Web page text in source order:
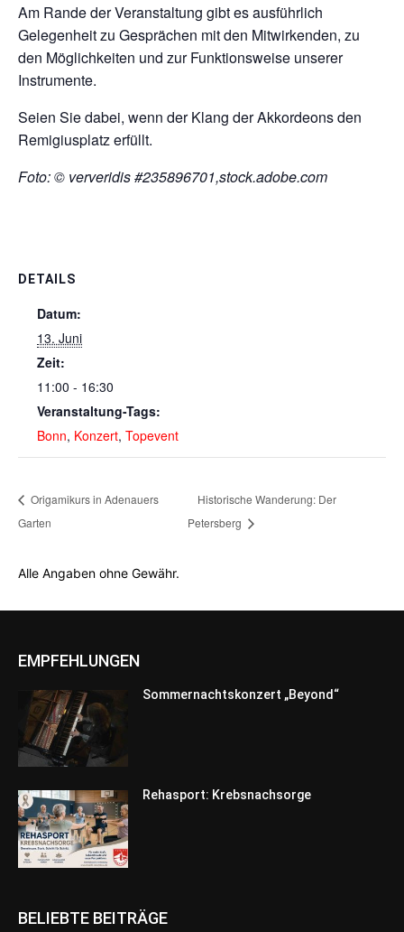
Am Rande der Veranstaltung gibt es ausführlich
Gelegenheit zu Gesprächen mit den Mitwirkenden, zu
den Möglichkeiten und zur Funktionsweise unserer
Instrumente.
Seien Sie dabei, wenn der Klang der Akkordeons den
Remigiusplatz erfüllt.
Foto: © ververidis #235896701,stock.adobe.com
DETAILS
Datum:
13. Juni
Zeit:
11:00 - 16:30
Veranstaltung-Tags:
Bonn, Konzert, Topevent
Origamikurs in Adenauers
Garten
Historische Wanderung: Der
Petersberg
Alle Angaben ohne Gewähr.
EMPFEHLUNGEN
Sommernachtskonzert „Beyond“
Rehasport: Krebsnachsorge
BELIEBTE BEITRÄGE